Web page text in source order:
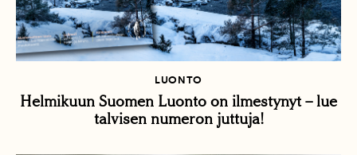
LUONTO
Helmikuun Suomen Luonto on ilmestynyt – lue
talvisen numeron juttuja!